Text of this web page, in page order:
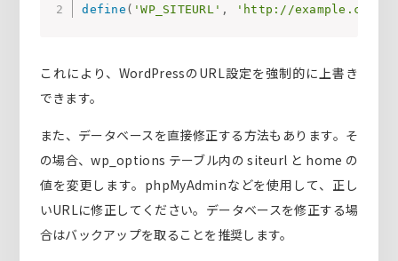
define ( 'WP_SITEURL' , 'http://example.com'
これにより、WordPressのURL設定を強制的に上書き
できます。
また、データベースを直接修正する方法もあります。そ
の場合、wp_options テーブル内の siteurl と home の
値を変更します。phpMyAdminなどを使用して、正し
いURLに修正してください。データベースを修正する場
合はバックアップを取ることを推奨します。